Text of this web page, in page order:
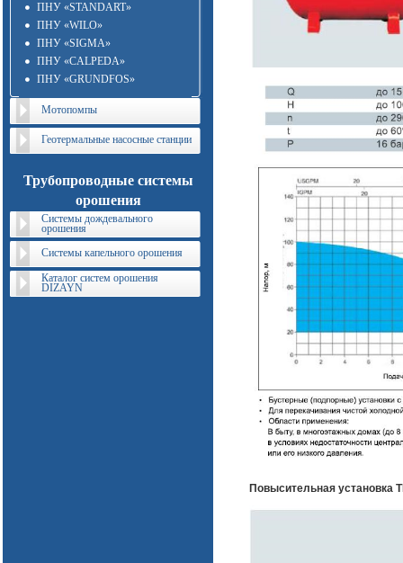
ПНУ «STANDART»
ПНУ «WILO»
ПНУ «SIGMA»
ПНУ «CALPEDA»
ПНУ «GRUNDFOS»
Мотопомпы
Геотермальные насосные станции
Трубопроводные системы
орошения
Системы дождевального
орошения
Системы капельного орошения
Каталог систем орошения
DIZAYN
Повысительная установка